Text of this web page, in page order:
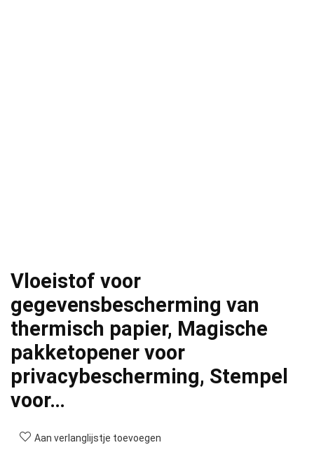
Vloeistof voor
gegevensbescherming van
thermisch papier, Magische
pakketopener voor
privacybescherming, Stempel
voor…
Aan verlanglijstje toevoegen